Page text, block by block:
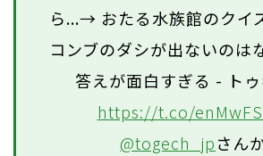
ら...→ おたる水族館のクイ
コンブのダシが出ないのは
答えが面白すぎる - ト
https://t.co/
@togech_jpさん